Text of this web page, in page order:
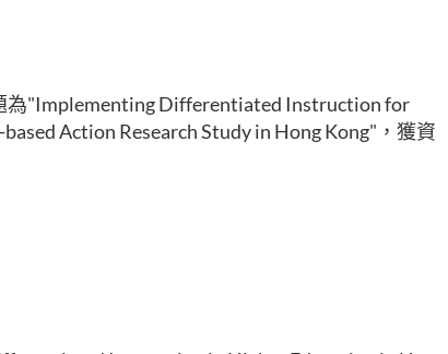
為"Implementing Differentiated Instruction for
Action Research Study in Hong Kong"，獲資